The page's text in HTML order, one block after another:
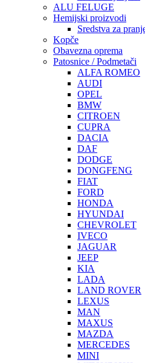
ALU FELUGE
Hemijski proizvodi
Sredstva za
Kopče
Obavezna oprema
Patosnice / Podmetači
ALFA ROMEO
AUDI
OPEL
BMW
CITROEN
CUPRA
DACIA
DAF
DODGE
DONGFENG
FIAT
FORD
HONDA
HYUNDAI
CHEVROLET
IVECO
JAGUAR
JEEP
KIA
LADA
LAND ROVER
LEXUS
MAN
MAXUS
MAZDA
MERCEDES
MINI